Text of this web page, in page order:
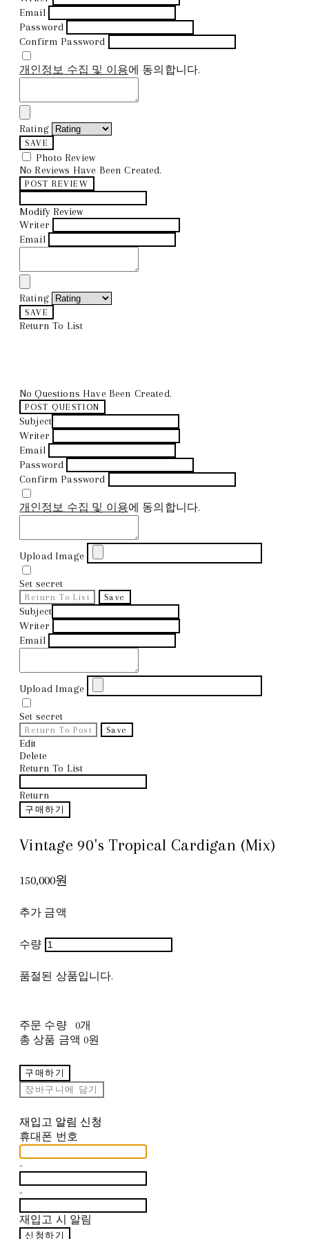
Email
Password
Confirm Password
개인정보 수집 및 이용에 동의합니다.
Rating
SAVE
Photo Review
No Reviews Have Been Created.
POST REVIEW
Modify Review
Writer
Email
Rating
SAVE
Return To List
No Questions Have Been Created.
POST QUESTION
Subject
Writer
Email
Password
Confirm Password
개인정보 수집 및 이용에 동의합니다.
Upload Image
Set secret
Return To List Save
Subject
Writer
Email
Upload Image
Set secret
Return To Post Save
Edit
Delete
Return To List
Return
구매하기
Vintage 90's Tropical Cardigan (Mix)
150,000원
추가 금액
수량
품절된 상품입니다.
주문 수량
0개
총 상품 금액 0원
구매하기
장바구니에 담기
재입고 알림 신청
휴대폰 번호
-
-
재입고 시 알림
신청하기